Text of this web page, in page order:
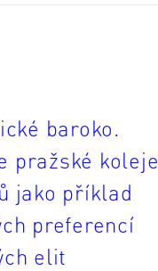
baroko.
pražské koleje
jako příklad
preferencí
elit